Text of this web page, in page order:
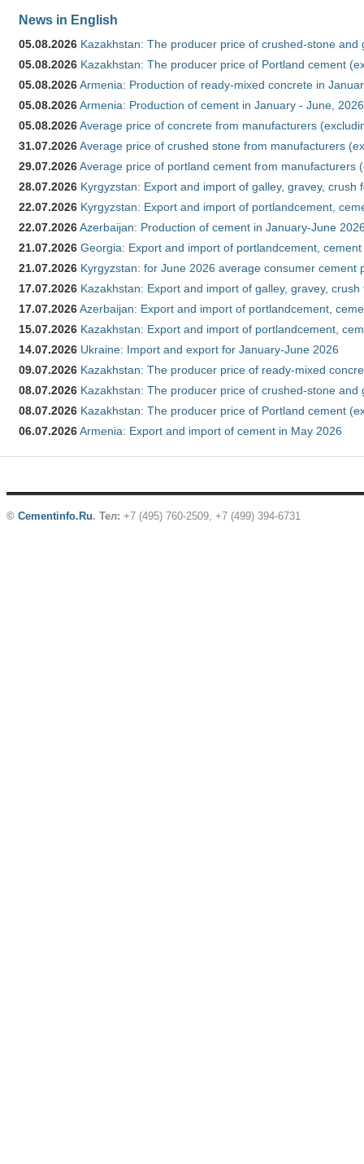
News in English
05.08.2026 Kazakhstan: The producer price of crushed-stone and
05.08.2026 Kazakhstan: The producer price of Portland cement
05.08.2026Armenia: Production of ready-mixed concrete in
05.08.2026Armenia: Production of cement in January - June, 2026
05.08.2026Average price of concrete from manufacturers
31.07.2026Average price of crushed stone from manufacturers
29.07.2026Average price of portland cement from manufacturers
28.07.2026 Kyrgyzstan: Export and import of galley, gravey,
22.07.2026 Kyrgyzstan: Export and import of portlandcement,
22.07.2026Azerbaijan: Production of cement in January-June
21.07.2026 Georgia: Export and import of portlandcement,
21.07.2026 Kyrgyzstan: for June 2026 average consumer cement
17.07.2026 Kazakhstan: Export and import of galley, gravey,
17.07.2026Azerbaijan: Export and import of portlandcement,
15.07.2026 Kazakhstan: Export and import of portlandcement,
14.07.2026 Ukraine: Import and export for January-June 2026
09.07.2026 Kazakhstan: The producer price of ready-mixed
08.07.2026 Kazakhstan: The producer price of crushed-stone and
08.07.2026 Kazakhstan: The producer price of Portland cement
06.07.2026Armenia: Export and import of cement in May 2026
© Cementinfo.Ru. Тел: +7 (495) 760-2509, +7 (499) 394-6731